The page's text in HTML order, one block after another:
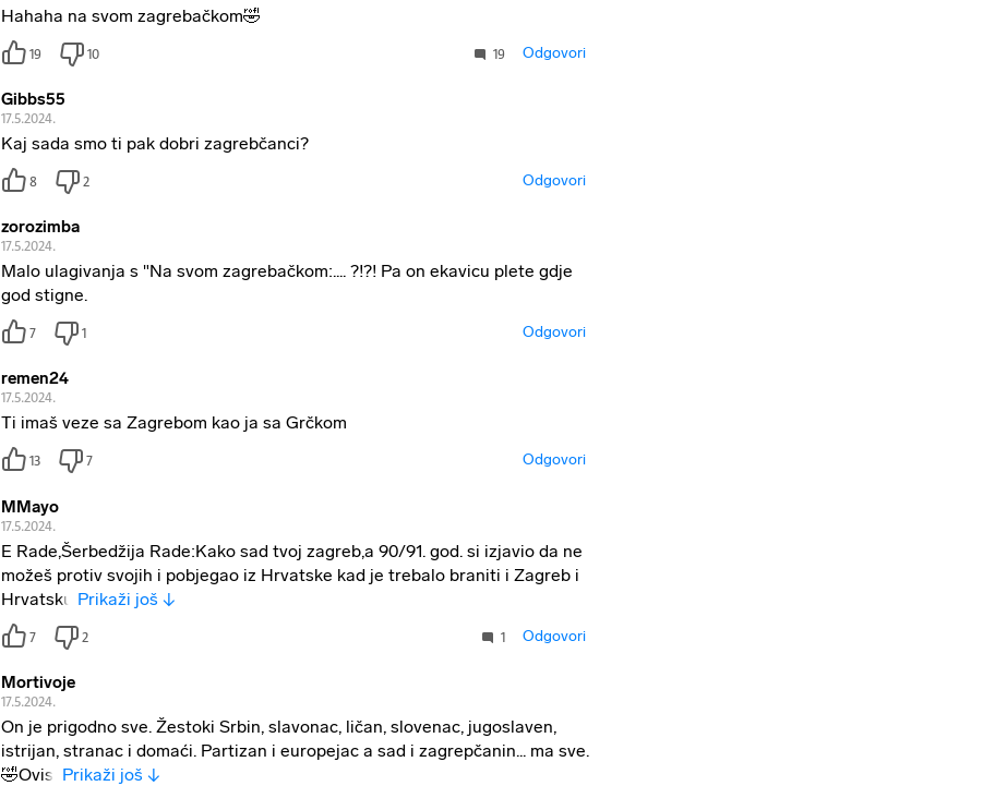
Hahaha na svom zagrebačkom🤣
19 10 19 Odgovori
Gibbs55
17.5.2024.
Kaj sada smo ti pak dobri zagrebčanci?
8 2 Odgovori
zorozimba
17.5.2024.
Malo ulagivanja s "Na svom zagrebačkom:.... ?!?! Pa on ekavicu plete gdje
god stigne.
7 1 Odgovori
remen24
17.5.2024.
Ti imaš veze sa Zagrebom kao ja sa Grčkom
13 7 Odgovori
MMayo
17.5.2024.
E Rade,Šerbedžija Rade:Kako sad tvoj zagreb,a 90/91. god. si izjavio da ne
možeš protiv svojih i pobjegao iz Hrvatske kad je trebalo braniti i Zagreb i
Hrvatsku Prikaži još ↓
7 2 1 Odgovori
Mortivoje
17.5.2024.
On je prigodno sve. Žestoki Srbin, slavonac, ličan, slovenac, jugoslaven,
istrijan, stranac i domaći. Partizan i europejac a sad i zagrepčanin... ma sve.
🤣Ovisi Prikaži još ↓